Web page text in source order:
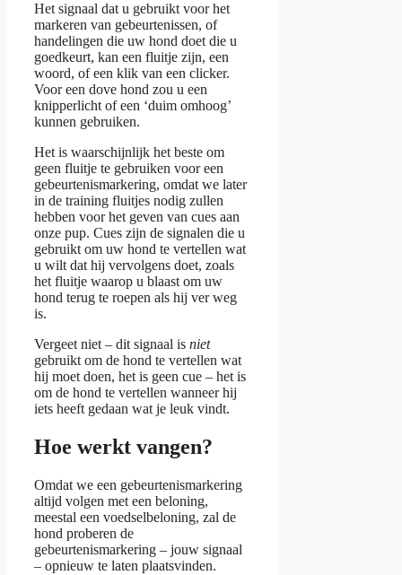
Het signaal dat u gebruikt voor het
markeren van gebeurtenissen, of
handelingen die uw hond doet die u
goedkeurt, kan een fluitje zijn, een
woord, of een klik van een clicker.
Voor een dove hond zou u een
knipperlicht of een ‘duim omhoog’
kunnen gebruiken.
Het is waarschijnlijk het beste om
geen fluitje te gebruiken voor een
gebeurtenismarkering, omdat we later
in de training fluitjes nodig zullen
hebben voor het geven van cues aan
onze pup. Cues zijn de signalen die u
gebruikt om uw hond te vertellen wat
u wilt dat hij vervolgens doet, zoals
het fluitje waarop u blaast om uw
hond terug te roepen als hij ver weg
is.
Vergeet niet – dit signaal is niet
gebruikt om de hond te vertellen wat
hij moet doen, het is geen cue – het is
om de hond te vertellen wanneer hij
iets heeft gedaan wat je leuk vindt.
Hoe werkt vangen?
Omdat we een gebeurtenismarkering
altijd volgen met een beloning,
meestal een voedselbeloning, zal de
hond proberen de
gebeurtenismarkering – jouw signaal
– opnieuw te laten plaatsvinden.